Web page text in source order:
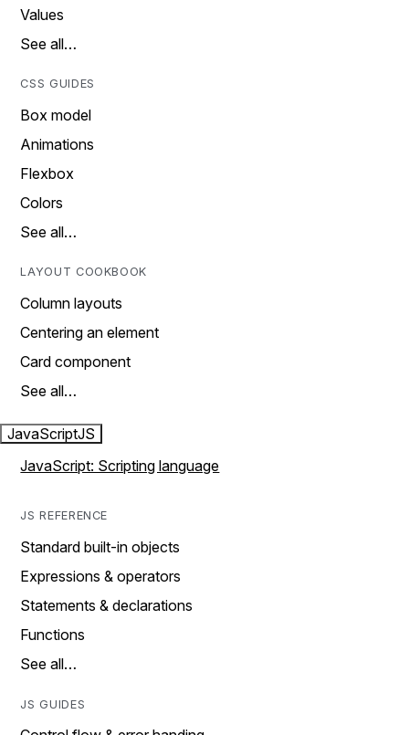
Values
See all…
CSS GUIDES
Box model
Animations
Flexbox
Colors
See all…
LAYOUT COOKBOOK
Column layouts
Centering an element
Card component
See all…
JavaScriptJS
JavaScript: Scripting language
JS REFERENCE
Standard built-in objects
Expressions & operators
Statements & declarations
Functions
See all…
JS GUIDES